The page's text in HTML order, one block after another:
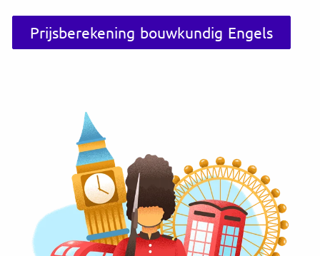
Prijsberekening bouwkundig Engels